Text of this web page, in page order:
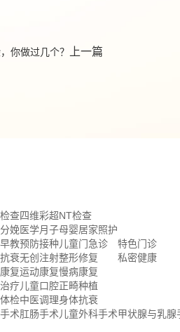
你做过几个？ 上一篇
查
娩
教
衰
复
疗
检
术
四维彩超
医学月子
预防接种
无创注射
运动康复
儿童口腔
中医调理
肛肠手术
NT检查
母婴居家照护
儿童门急诊
整形修复
慢病康复
正畸种植
身体抗衰
儿童外科手术
特色门诊
私密健康
甲状腺与乳腺